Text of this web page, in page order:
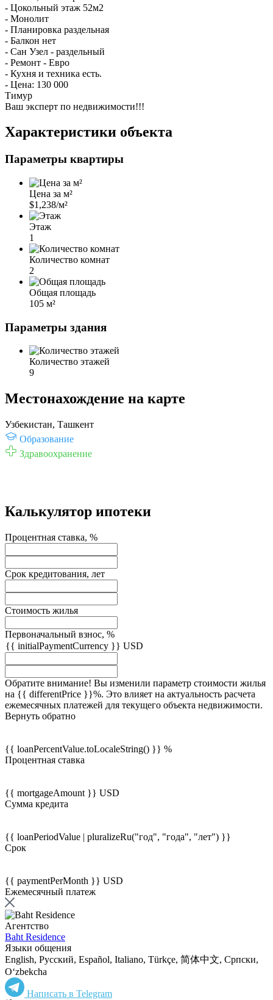
- Цокольный этаж 52м2
- Монолит
- Планировка раздельная
- Балкон нет
- Сан Узел - раздельный
- Ремонт - Евро
- Кухня и техника есть.
- Цена: 130 000
Тимур
Ваш эксперт по недвижимости!!!
Характеристики объекта
Параметры квартиры
Цена за м²
$1,238/м²
Этаж
1
Количество комнат
2
Общая площадь
105 м²
Параметры здания
Количество этажей
9
Местонахождение на карте
Узбекистан, Ташкент
Образование
Здравоохранение
Калькулятор ипотеки
Процентная ставка, %
Срок кредитования, лет
Стоимость жилья
Первоначальный взнос, %
{{ initialPaymentCurrency }} USD
Обратите внимание! Вы изменили параметр стоимости жилья
на {{ differentPrice }}%. Это влияет на актуальность расчета
ежемесячных платежей для текущего объекта недвижимости.
Вернуть обратно
{{ loanPercentValue.toLocaleString() }} %
Процентная ставка
{{ mortgageAmount }} USD
Сумма кредита
{{ loanPeriodValue | pluralizeRu("год", "года", "лет") }}
Срок
{{ paymentPerMonth }} USD
Ежемесячный платеж
Агентство
Baht Residence
Языки общения
English, Русский, Español, Italiano, Türkçe, 简体中文, Српски,
Oʻzbekcha
Написать в Telegram